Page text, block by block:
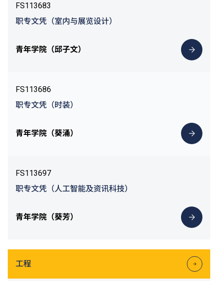
FS113683
职专文凭（室内与展览设计）
青年学院（邱子文）
FS113686
职专文凭（时装）
青年学院（葵涌）
FS113697
职专文凭（人工智能及资讯科技）
青年学院（葵芳）
工程